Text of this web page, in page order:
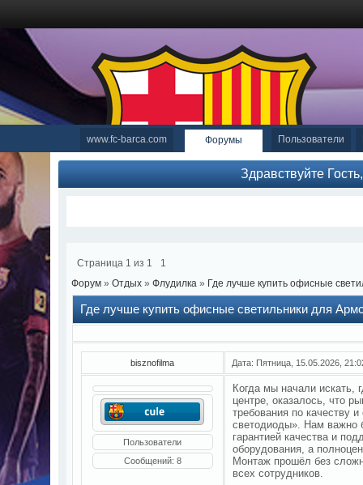
www.fc-barca.com Форумы Пользователи
Здравствуйте
Страница 1 из 1
1
Форум » Отдых » Флудилка » Где лучше купить офисные
Где лучше купить офисные светильники для
bisznofilma Дата: Пятница, 15.05.2026,
Пользователи
Сообщений: 8
Когда мы начали искать,
центре, оказалось, что
требования по качеству
светодиоды». Нам важно
гарантией качества и
оборудования, а
Монтаж прошёл без
всех сотрудников.